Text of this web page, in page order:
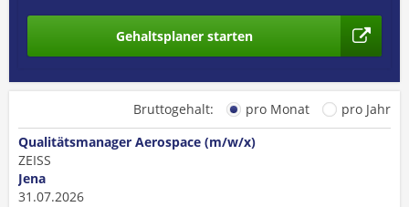
Gehaltsplaner starten
Bruttogehalt: pro Monat
pro Jahr
Qualitätsmanager Aerospace (m/w/x)
ZEISS
Jena
31.07.2026